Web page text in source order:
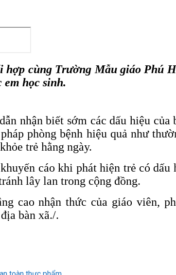
hợp cùng Trường Mẫu giáo Phú
học sinh.
nhận biết sớm các dấu hiệu
phòng bệnh hiệu quả như
trẻ hằng ngày.
cáo khi phát hiện trẻ có
lây lan trong cộng đồng.
cao nhận thức của giáo viên,
bàn xã./.